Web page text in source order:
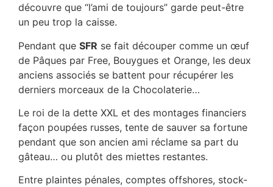
découvre que “l’ami de toujours” garde peut-être
un peu trop la caisse.
Pendant que SFR se fait découper comme un œuf
de Pâques par Free, Bouygues et Orange, les deux
anciens associés se battent pour récupérer les
derniers morceaux de la Chocolaterie…
Le roi de la dette XXL et des montages financiers
façon poupées russes, tente de sauver sa fortune
pendant que son ancien ami réclame sa part du
gâteau… ou plutôt des miettes restantes.
Entre plaintes pénales, comptes offshores, stock-